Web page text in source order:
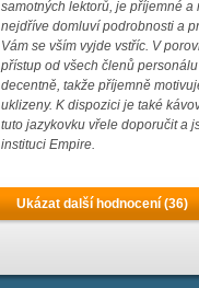
samotných lektorů, je příjemné
nejdříve domluví podrobnosti a
Vám se vším vyjde vstříc. V
přístup od všech členů
decentně, takže příjemně
uklizeny. K dispozici je také
tuto jazykovku vřele doporučit a
instituci Empire.
Ukázat další hodnocení (36)